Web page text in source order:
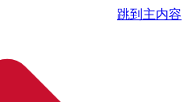
跳到主内容